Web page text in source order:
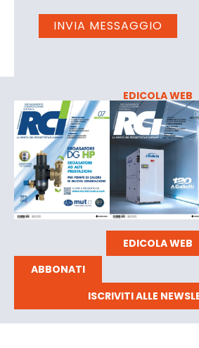
EDICOLA WEB
EDICOLA WEB
ABBONATI
ISCRIVITI ALLE